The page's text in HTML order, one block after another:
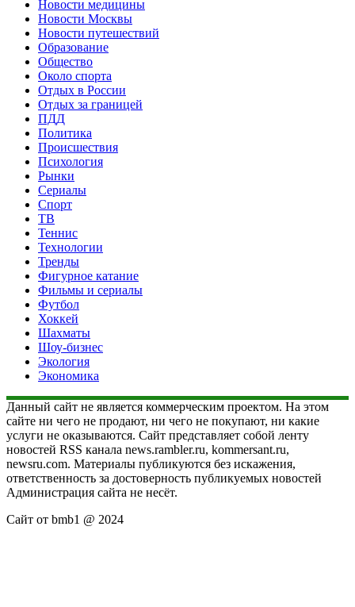
Новости медицины
Новости Москвы
Новости путешествий
Образование
Общество
Около спорта
Отдых в России
Отдых за границей
ПДД
Политика
Происшествия
Психология
Рынки
Сериалы
Спорт
ТВ
Теннис
Технологии
Тренды
Фигурное катание
Фильмы и сериалы
Футбол
Хоккей
Шахматы
Шоу-бизнес
Экология
Экономика
Данный сайт не является коммерческим проектом. На этом
сайте ни чего не продают, ни чего не покупают, ни какие
услуги не оказываются. Сайт представляет собой ленту
новостей RSS канала news.rambler.ru, kommersant.ru,
newsru.com. Материалы публикуются без искажения,
ответственность за достоверность публикуемых новостей
Администрация сайта не несёт.
Сайт от bmb1 @ 2024